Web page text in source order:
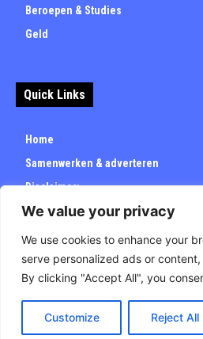
We value your privacy
We use cookies to enhance your
serve personalized ads or
By clicking "Accept All", you
Customize Reject All
Beroepen & Studies
Geld
Quick Links
Home
Samenwerken & adverteren
Disclaimer:
Over
Privacybeleid
© Carrieretijd.nl - All rights reserved.